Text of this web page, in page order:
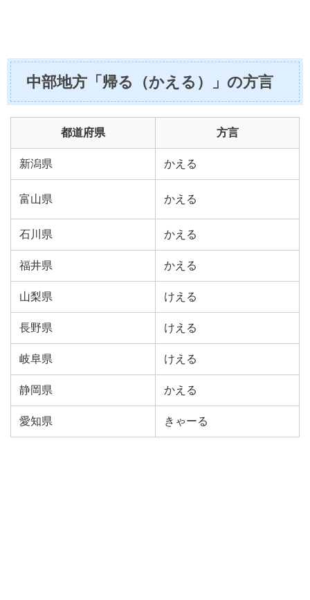
中部地方「帰る（かえる）」の方言
都道府県 方言
新潟県 かえる
富山県 かえる
石川県 かえる
福井県 かえる
山梨県 けえる
長野県 けえる
岐阜県 けえる
静岡県 かえる
愛知県 きゃーる